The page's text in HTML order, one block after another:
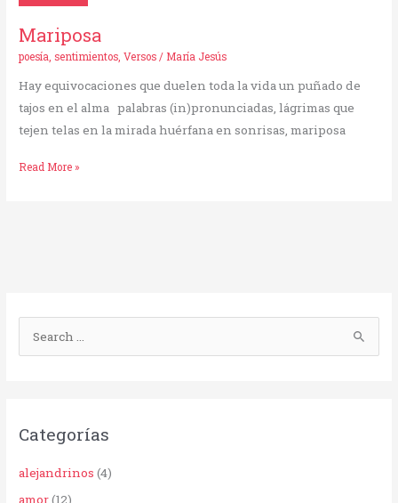
Mariposa
poesía,sentimientos,Versos / María Jesús
Hay equivocaciones que duelen toda la vida un puñado de
tajos en el alma palabras (in)pronunciadas, lágrimas que
tejen telas en la mirada huérfana en sonrisas, mariposa
Read More »
a
Categorías
alejandrinos (4)
amor(12)